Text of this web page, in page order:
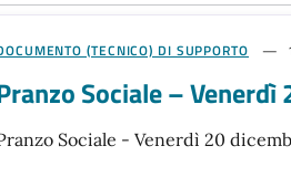
(TECNICO) DI SUPPORTO
Sociale –
Sociale - Venerdì 20